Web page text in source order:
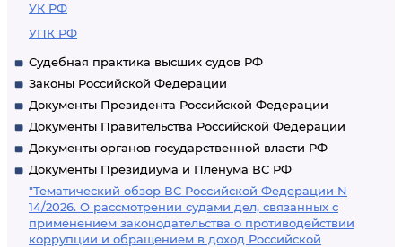
УК РФ
УПК РФ
Судебная практика высших судов РФ
Законы Российской Федерации
Документы Президента Российской Федерации
Документы Правительства Российской Федерации
Документы органов государственной власти РФ
Документы Президиума и Пленума ВС РФ
"Тематический обзор ВС Российской Федерации N
14/2026. О рассмотрении судами дел, связанных с
применением законодательства о противодействии
коррупции и обращением в доход Российской